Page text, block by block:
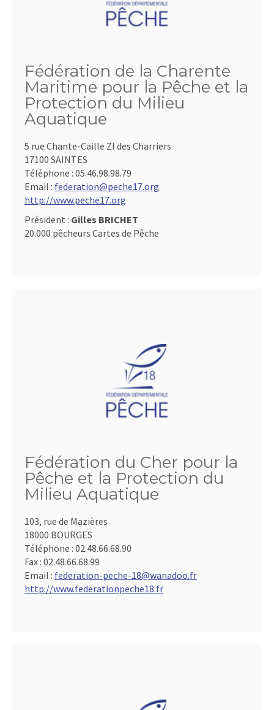
Fédération de la Charente
Maritime pour la Pêche et la
Protection du Milieu
Aquatique
5 rue Chante-Caille ZI des Charriers
17100 SAINTES
Téléphone : 05.46.98.98.79
Email : federation@peche17.org
http://www.peche17.org
Président : Gilles BRICHET
20.000 pêcheurs Cartes de Pêche
Fédération du Cher pour la
Pêche et la Protection du
Milieu Aquatique
103, rue de Mazières
18000 BOURGES
Téléphone : 02.48.66.68.90
Fax : 02.48.66.68.99
Email : federation-peche-18@wanadoo.fr
http://www.federationpeche18.fr